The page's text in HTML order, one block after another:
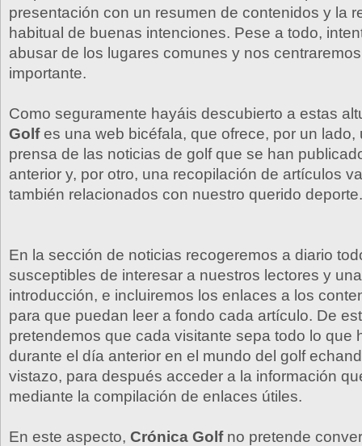
presentación con un resumen de contenidos y la
habitual de buenas intenciones. Pese a todo,
abusar de los lugares comunes y nos
importante.
Como seguramente hayáis descubierto a estas
Golfes una web bicéfala, que ofrece, por un lado,
prensa de las noticias de golf que se han
anterior y, por otro, una recopilación de artículos
también relacionados con nuestro querido deporte.
En la sección de noticias recogeremos a diario
susceptibles de interesar a nuestros lectores y
introducción, e incluiremos los enlaces a los
para que puedan leer a fondo cada artículo. De
pretendemos que cada visitante sepa todo lo que
durante el día anterior en el mundo del golf
vistazo, para después acceder a la información
mediante la compilación de enlaces útiles.
En este aspecto, Crónica Golfno pretende